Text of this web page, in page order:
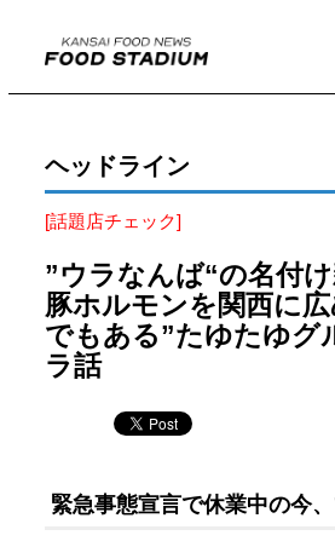
ヘッドライン
[話題店チェック]
”ウラなんば“の名付け
豚ホルモンを関西に
でもある”たゆたゆグ
ラ話
緊急事態宣言で休業中の今、